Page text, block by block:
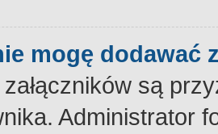
mogę dodawać
są
Administrator